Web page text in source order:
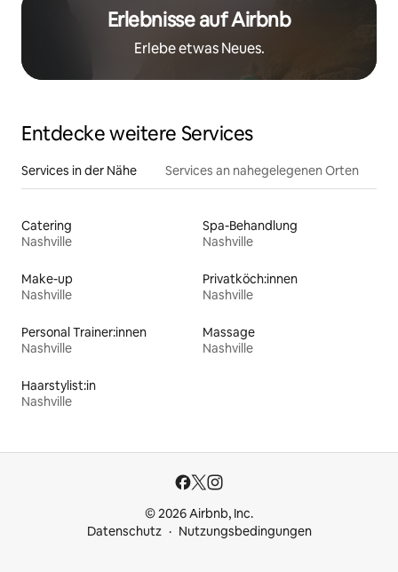
Erlebnisse auf Airbnb
Erlebe etwas Neues.
Entdecke weitere Services
Services in der Nähe Services an nahegelegenen Orten
Catering
Nashville
Spa-Behandlung
Nashville
Make-up
Nashville
Privatköch:innen
Nashville
Personal Trainer:innen
Nashville
Massage
Nashville
Haarstylist:in
Nashville
© 2026 Airbnb, Inc.
Datenschutz
Nutzungsbedingungen